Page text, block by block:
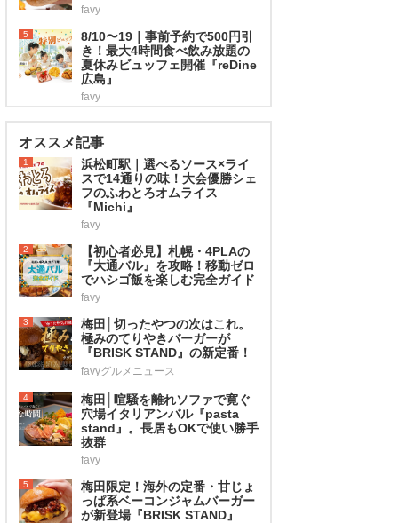
favy
5
8/10〜19｜事前予約で500円引
き！最大4時間食べ飲み放題の
夏休みビュッフェ開催『reDine
広島』
favy
オススメ記事
1
浜松町駅｜選べるソース×ライ
スで14通りの味！大会優勝シェ
フのふわとろオムライス
『Michi』
favy
2
【初心者必見】札幌・4PLAの
『大通バル』を攻略！移動ゼロ
でハシゴ飯を楽しむ完全ガイド
favy
3
梅田│切ったやつの次はこれ。
極みのてりやきバーガーが
『BRISK STAND』の新定番！
favyグルメニュース
4
梅田│喧騒を離れソファで寛ぐ
穴場イタリアンバル『pasta
stand』。長居もOKで使い勝手
抜群
favy
5
梅田限定！海外の定番・甘じょ
っぱ系ベーコンジャムバーガー
が新登場『BRISK STAND』